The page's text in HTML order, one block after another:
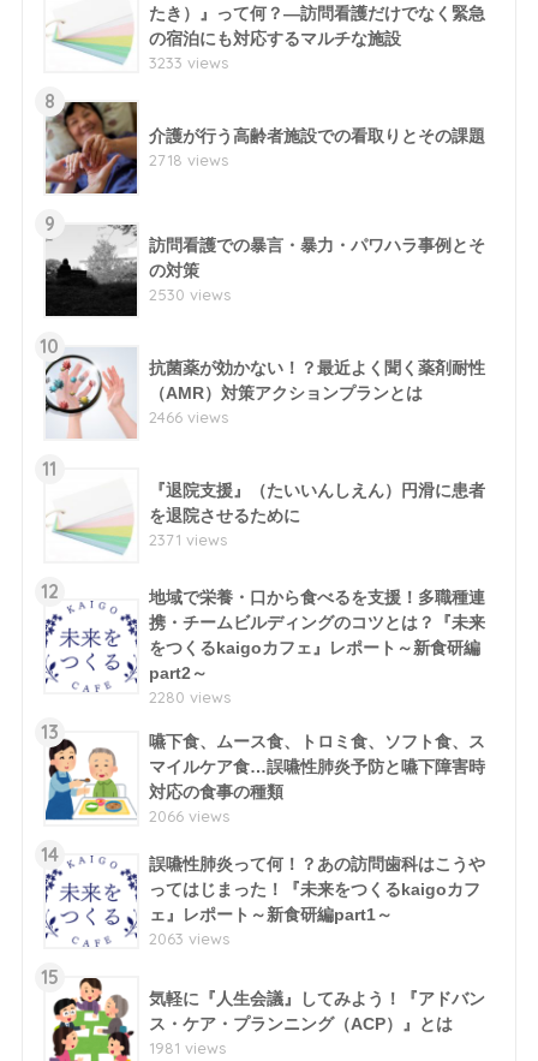
たき）』って何？―訪問看護だけでなく緊急
の宿泊にも対応するマルチな施設
3233 views
8
介護が行う高齢者施設での看取りとその課題
2718 views
9
訪問看護での暴言・暴力・パワハラ事例とそ
の対策
2530 views
10
抗菌薬が効かない！？最近よく聞く薬剤耐性
（AMR）対策アクションプランとは
2466 views
11
『退院支援』（たいいんしえん）円滑に患者
を退院させるために
2371 views
12
地域で栄養・口から食べるを支援！多職種連
携・チームビルディングのコツとは？『未来
をつくるkaigoカフェ』レポート～新食研編
part2～
2280 views
13
嚥下食、ムース食、トロミ食、ソフト食、ス
マイルケア食…誤嚥性肺炎予防と嚥下障害時
対応の食事の種類
2066 views
14
誤嚥性肺炎って何！？あの訪問歯科はこうや
ってはじまった！『未来をつくるkaigoカフ
ェ』レポート～新食研編part1～
2063 views
15
気軽に『人生会議』してみよう！『アドバン
ス・ケア・プランニング（ACP）』とは
1981 views